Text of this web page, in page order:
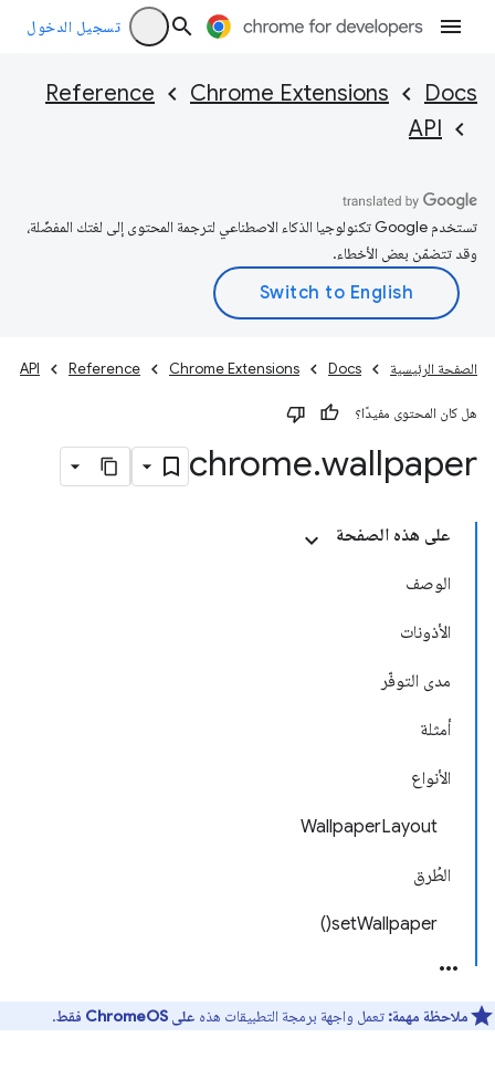
تسجيل الدخول
Docs
Chrome Extensions
Reference
API
تستخدم Google تكنولوجيا الذكاء الاصطناعي لترجمة المحتوى إلى لغتك المفضّلة،
وقد تتضمّن بعض الأخطاء.
الصفحة الرئيسية Docs
Chrome Extensions
Reference
API
هل كان المحتوى مفيدًا؟
chrome.wallpaper
على هذه الصفحة
الوصف
الأذونات
مدى التوفّر
أمثلة
الأنواع
WallpaperLayout
الطُرق
setWallpaper()
ملاحظة مهمة: تعمل واجهة برمجة التطبيقات هذه على ChromeOS فقط .